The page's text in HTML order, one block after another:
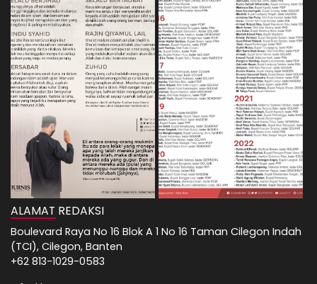
ALAMAT REDAKSI
Boulevard Raya No 16 Blok A 1 No 16 Taman Cilegon Indah
(TCI), Cilegon, Banten
+62 813-1029-0583